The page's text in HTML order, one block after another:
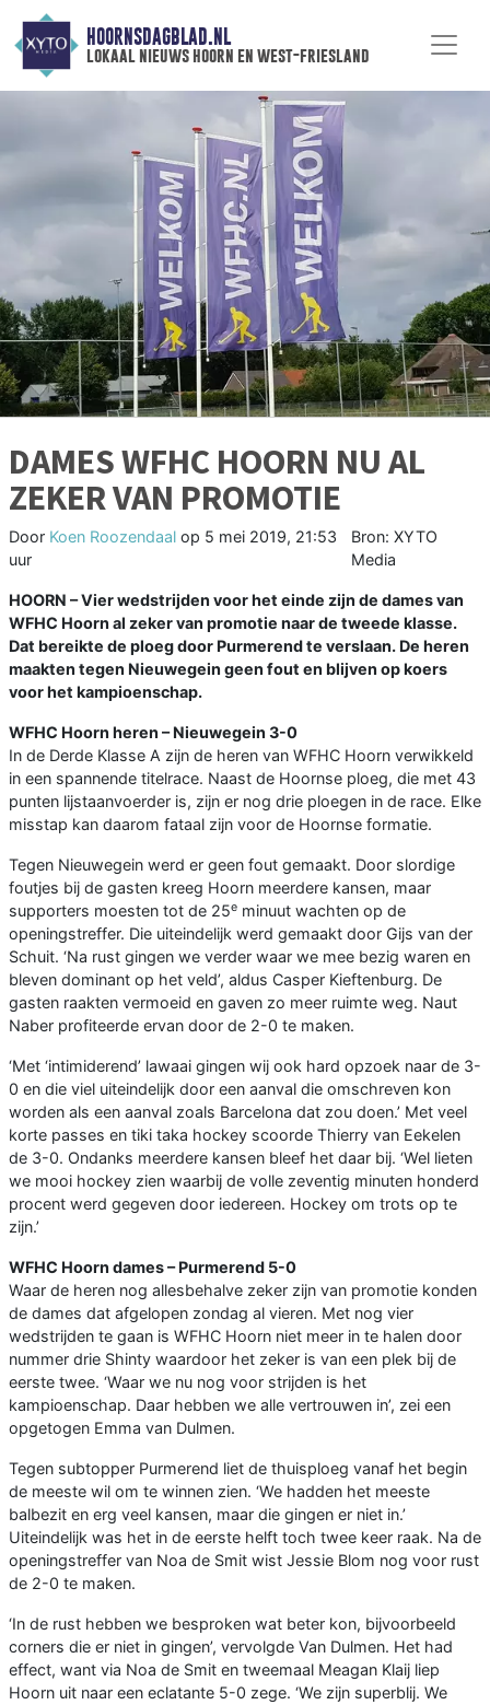
HOORNSDAGBLAD.NL
lokaal nieuws hoorn en west-friesland
DAMES WFHC HOORN NU AL
ZEKER VAN PROMOTIE
Door Koen Roozendaal op 5 mei 2019, 21:53
uur
Bron: XYTO
Media
HOORN – Vier wedstrijden voor het einde zijn de dames van
WFHC Hoorn al zeker van promotie naar de tweede klasse.
Dat bereikte de ploeg door Purmerend te verslaan. De heren
maakten tegen Nieuwegein geen fout en blijven op koers
voor het kampioenschap.
WFHC Hoorn heren – Nieuwegein 3-0
In de Derde Klasse A zijn de heren van WFHC Hoorn verwikkeld
in een spannende titelrace. Naast de Hoornse ploeg, die met 43
punten lijstaanvoerder is, zijn er nog drie ploegen in de race. Elke
misstap kan daarom fataal zijn voor de Hoornse formatie.
Tegen Nieuwegein werd er geen fout gemaakt. Door slordige
foutjes bij de gasten kreeg Hoorn meerdere kansen, maar
supporters moesten tot de 25e minuut wachten op de
openingstreffer. Die uiteindelijk werd gemaakt door Gijs van der
Schuit. ‘Na rust gingen we verder waar we mee bezig waren en
bleven dominant op het veld’, aldus Casper Kieftenburg. De
gasten raakten vermoeid en gaven zo meer ruimte weg. Naut
Naber profiteerde ervan door de 2-0 te maken.
‘Met ‘intimiderend’ lawaai gingen wij ook hard opzoek naar de 3-
0 en die viel uiteindelijk door een aanval die omschreven kon
worden als een aanval zoals Barcelona dat zou doen.’ Met veel
korte passes en tiki taka hockey scoorde Thierry van Eekelen
de 3-0. Ondanks meerdere kansen bleef het daar bij. ‘Wel lieten
we mooi hockey zien waarbij de volle zeventig minuten honderd
procent werd gegeven door iedereen. Hockey om trots op te
zijn.’
WFHC Hoorn dames – Purmerend 5-0
Waar de heren nog allesbehalve zeker zijn van promotie konden
de dames dat afgelopen zondag al vieren. Met nog vier
wedstrijden te gaan is WFHC Hoorn niet meer in te halen door
nummer drie Shinty waardoor het zeker is van een plek bij de
eerste twee. ‘Waar we nu nog voor strijden is het
kampioenschap. Daar hebben we alle vertrouwen in’, zei een
opgetogen Emma van Dulmen.
Tegen subtopper Purmerend liet de thuisploeg vanaf het begin
de meeste wil om te winnen zien. ‘We hadden het meeste
balbezit en erg veel kansen, maar die gingen er niet in.’
Uiteindelijk was het in de eerste helft toch twee keer raak. Na de
openingstreffer van Noa de Smit wist Jessie Blom nog voor rust
de 2-0 te maken.
‘In de rust hebben we besproken wat beter kon, bijvoorbeeld
corners die er niet in gingen’, vervolgde Van Dulmen. Het had
effect, want via Noa de Smit en tweemaal Meagan Klaij liep
Hoorn uit naar een eclatante 5-0 zege. ‘We zijn superblij. We